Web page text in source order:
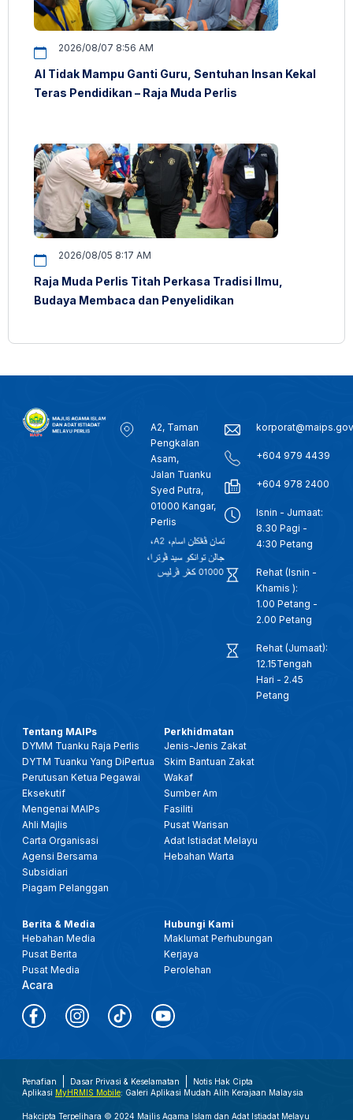
2026/08/07 8:56 AM
AI Tidak Mampu Ganti Guru, Sentuhan Insan Kekal
Teras Pendidikan – Raja Muda Perlis
2026/08/05 8:17 AM
Raja Muda Perlis Titah Perkasa Tradisi Ilmu,
Budaya Membaca dan Penyelidikan
A2, Taman
Pengkalan
Asam,
Jalan Tuanku
Syed Putra,
01000 Kangar,
Perlis
+604 979 4439
+604 978 2400
Isnin - Jumaat:
8.30 Pagi -
4:30 Petang
Rehat (Isnin -
Khamis ):
1.00 Petang -
2.00 Petang
Rehat (Jumaat):
12.15Tengah
Hari - 2.45
Petang
Tentang MAIPs
DYMM Tuanku Raja Perlis
DYTM Tuanku Yang DiPertua
Perutusan Ketua Pegawai
Eksekutif
Mengenai MAIPs
Ahli Majlis
Carta Organisasi
Agensi Bersama
Subsidiari
Piagam Pelanggan
Perkhidmatan
Jenis-Jenis Zakat
Skim Bantuan Zakat
Wakaf
Sumber Am
Fasiliti
Pusat Warisan
Adat Istiadat Melayu
Hebahan Warta
Berita & Media
Hebahan Media
Pusat Berita
Pusat Media
Acara
Hubungi Kami
Maklumat Perhubungan
Kerjaya
Perolehan
Penafian Dasar Privasi & Keselamatan
Notis Hak Cipta
Aplikasi MyHRMIS Mobile: Galeri Aplikasi Mudah Alih Kerajaan Malaysia
Hakcipta Terpelihara © 2024 Majlis Agama Islam dan Adat Istiadat Melayu